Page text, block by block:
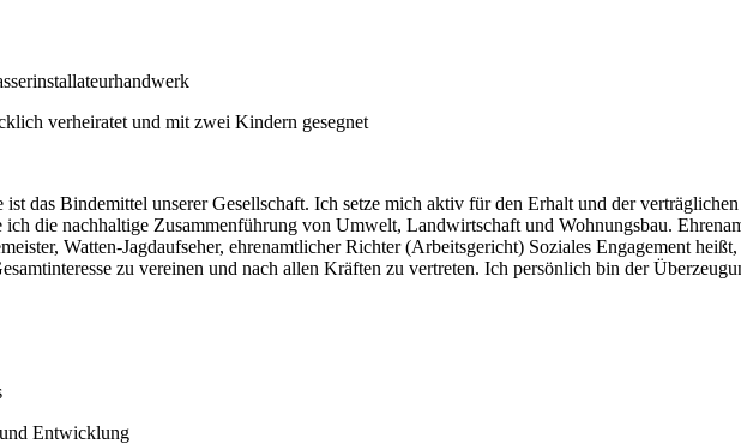
ver­hei­ra­tet und mit zwei Kin­dern geseg­net
das Bin­de­mit­tel unse­rer Gesell­schaft. Ich set­ze mich aktiv für den Erhalt und der
die nach­hal­ti­ge Zusam­men­füh­rung von Umwelt, Land­wirt­schaft und Woh­nungs­bau.
Wat­ten-Jagd­auf­se­her, ehren­amt­li­cher Rich­ter (Arbeits­ge­richt) Sozia­les Enga­ge­ment
zu ver­ei­nen und nach allen Kräf­ten zu ver­tre­ten. Ich per­sön­lich bin der
Ent­wick­lung